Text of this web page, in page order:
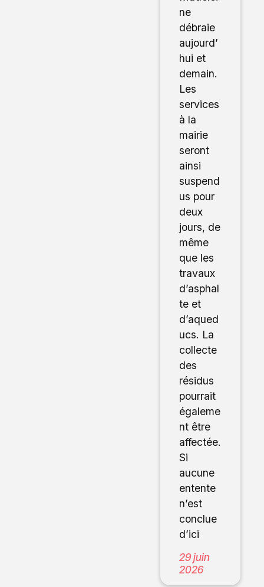
ne
débraie
aujourd’
hui et
demain.
Les
services
à la
mairie
seront
ainsi
suspend
us pour
deux
jours, de
même
que les
travaux
d’asphal
te et
d’aqued
ucs. La
collecte
des
résidus
pourrait
égaleme
nt être
affectée.
Si
aucune
entente
n’est
conclue
d’ici
29 juin
2026